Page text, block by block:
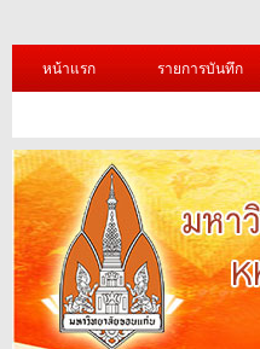
หน้าแรก รายการบันทึก